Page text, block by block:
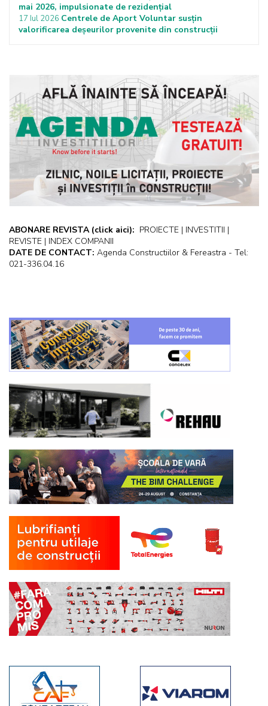
mai 2026, impulsionate de rezidențial
17 Iul 2026 Centrele de Aport Voluntar susțin
valorificarea deșeurilor provenite din construcții
ABONARE REVISTA (click aici): PROIECTE | INVESTITII |
REVISTE | INDEX COMPANII
DATE DE CONTACT: Agenda Constructiilor & Fereastra - Tel:
021-336.04.16